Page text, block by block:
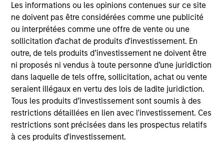
Les informations ou les opinions contenues sur ce site
ne doivent pas être considérées comme une publicité
ou interprétées comme une offre de vente ou une
sollicitation d'achat de produits d'investissement. En
outre, de tels produits d’investissement ne doivent être
ni proposés ni vendus à toute personne d’une juridiction
dans laquelle de tels offre, sollicitation, achat ou vente
seraient illégaux en vertu des lois de ladite juridiction.
Tous les produits d’investissement sont soumis à des
restrictions détaillées en lien avec l'investissement. Ces
restrictions sont précisées dans les prospectus relatifs
à ces produits d'investissement.
Continuation Fund for Ivy Rehab
Physical Therapy
Waud Capital Partners (“WCP”), a growth-
oriented private equity firm, today announced
the closing of a single-asset continuation fund
in connection with the recapitalization of its
portfolio company Ivy Rehab Physical Therapy
(“Ivy” or the “Company”). The continuation
fund, sponsored by WCP, has been supported
by new and returning limited partners and is
anchored by funds managed by Morgan
Stanley Private Equity Secondaries Team, an
04-OCT-2022